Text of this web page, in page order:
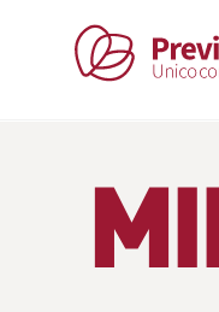
Home
Materassi